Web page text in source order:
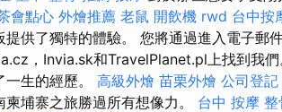
會點心 外燴推薦 老鼠 開飲機 rwd 台中按
提供了獨特的體驗。 您將通過進入電子郵
，Invia.sk和TravelPlanet.pl上找到我
生的經歷。 高級外燴 苗栗外燴 公司登記
埔寨之旅勝過所有想像力。 台中 按摩 整